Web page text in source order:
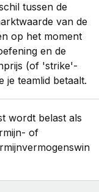
tussen de
van de
op het moment
en de
(of 'strike'-
je teamlid betaalt.
wordt belast als
of